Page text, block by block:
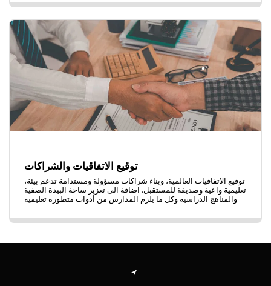
توقيع الاتفاقيات والشراكات
،توقيع الاتفاقيات العالمية، وبناء شراكات مسؤولة ومستدامة تدعم بيئة
تعليمية واعية وصديقة للمستقبل. اضافة الى تعزيز ساحة البيذة الصفية
والمناهج الدراسية وكل ما يلزم المدارس من أدوات متطورة تعليمية